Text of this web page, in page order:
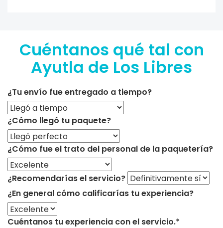
Cuéntanos qué tal con
Ayutla de Los Libres
¿Tu envío fue entregado a tiempo?
¿Cómo llegó tu paquete?
¿Cómo fue el trato del personal de la paquetería?
¿Recomendarías el servicio?
¿En general cómo calificarías tu experiencia?
Cuéntanos tu experiencia con el servicio.*